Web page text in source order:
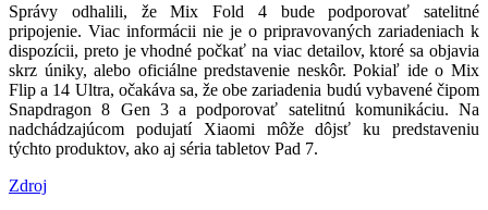
Správy odhalili, že Mix Fold 4 bude podporovať satelitné
pripojenie. Viac informácii nie je o pripravovaných zariadeniach k
dispozícii, preto je vhodné počkať na viac detailov, ktoré sa objavia
skrz úniky, alebo oficiálne predstavenie neskôr. Pokiaľ ide o Mix
Flip a 14 Ultra, očakáva sa, že obe zariadenia budú vybavené čipom
Snapdragon 8 Gen 3 a podporovať satelitnú komunikáciu. Na
nadchádzajúcom podujatí Xiaomi môže dôjsť ku predstaveniu
týchto produktov, ako aj séria tabletov Pad 7.
Zdroj